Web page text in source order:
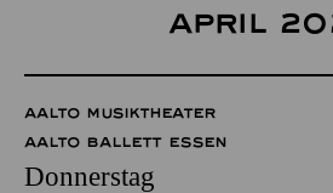
APRIL
AALTO MUSIKTHEATER
AALTO BALLETT ESSEN
Donnerstag